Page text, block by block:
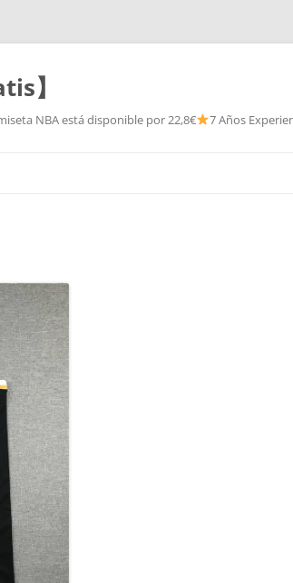
】
NBA está disponible por 22,8€ 7 Años